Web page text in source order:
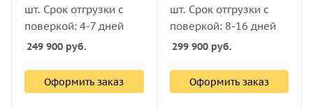
шт. Срок отгрузки с
поверкой: 4-7 дней
249 900 руб.
Оформить заказ
шт. Срок отгрузки с
поверкой: 8-16 дней
299 900руб.
Оформить заказ